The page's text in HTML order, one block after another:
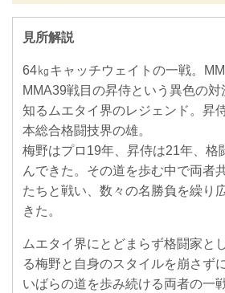
見所解説
64㎏キャッチウェイトの一戦。
MMA39戦目の昇侍という異色の
知るムエタイ界のレジェンド。昇
本総合格闘技界の雄。
梅野はプロ19年、昇侍は21年、格
んできた。その道を歩む中で両者
たちと戦い、数々の名勝負を繰り
きた。
ムエタイ界にとどまらず格闘家と
る梅野と自身のスタイルを崩さず
いばらの道を歩み続ける両者の一